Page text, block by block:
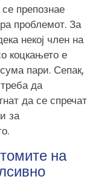
препознае
проблемот. За
некој член на
коцкањето е
пари. Сепак,
да
да се спречат
за
на